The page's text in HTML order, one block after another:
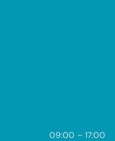
09:00 – 17:00